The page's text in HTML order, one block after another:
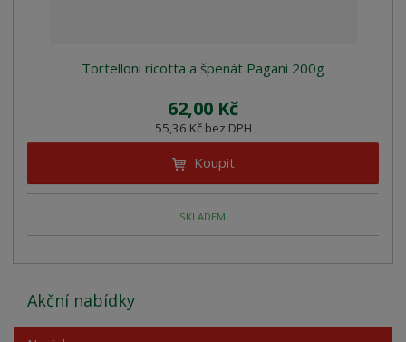
Tortelloni ricotta a špenát Pagani 200g
62,00 Kč
55,36 Kč bez DPH
Koupit
SKLADEM
Akční nabídky